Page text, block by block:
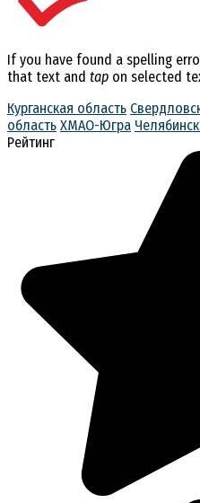
If you have found a spelling
that text and tap on selected
Курганская область
область ХМАО-Югра
Рейтинг